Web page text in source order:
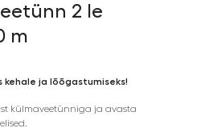
2 le
m
kehale ja lõõgastumiseks!
külmaveetünniga ja avasta